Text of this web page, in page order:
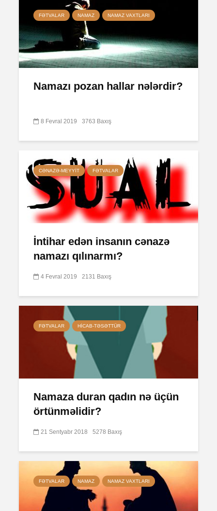
FƏTVALAR NAMAZ NAMAZ VAXTLARI
Namazı pozan hallar nələrdir?
8 Fevral 2019 3763 Baxış
CƏNAZƏ-MEYYIT FƏTVALAR
İntihar edən insanın cənazə
namazı qılınarmı?
4 Fevral 2019 2131 Baxış
FƏTVALAR HICAB-TƏSƏTTÜR
Namaza duran qadın nə üçün
örtünməlidir?
21 Sentyabr 2018 5278 Baxış
FƏTVALAR NAMAZ NAMAZ VAXTLARI